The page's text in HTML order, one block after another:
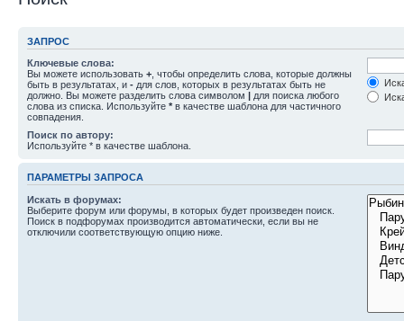
ЗАПРОС
Ключевые слова:
Вы можете использовать + , чтобы определить слова, которые должны
быть в результатах, и - для слов, которых в результатах быть не
должно. Вы можете разделить слова символом | для поиска любого
слова из списка. Используйте * в качестве шаблона для частичного
совпадения.
Поиск по автору:
Используйте * в качестве шаблона.
ПАРАМЕТРЫ ЗАПРОСА
Искать в форумах:
Выберите форум или форумы, в которых будет произведен поиск.
Поиск в подфорумах производится автоматически, если вы не
отключили соответствующую опцию ниже.